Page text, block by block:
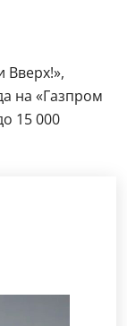
Вверх!»,
на «Газпром
15 000